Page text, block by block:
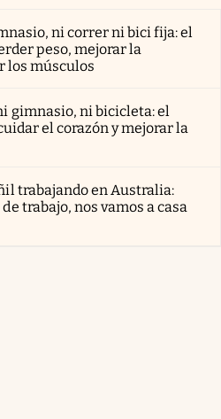
ni correr ni bici fija: el
peso, mejorar la
los músculos
gimnasio, ni bicicleta: el
el corazón y mejorar la
trabajando en Australia:
trabajo, nos vamos a casa